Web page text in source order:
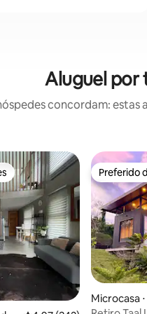
Aluguel por
concordam:
dos hóspedes Preferido
Preferido
Microcasa